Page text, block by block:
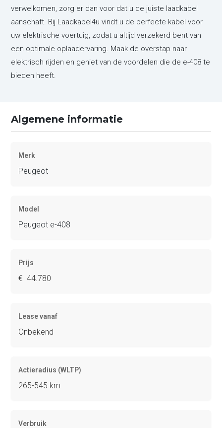
verwelkomen, zorg er dan voor dat u de juiste laadkabel
aanschaft. Bij Laadkabel4u vindt u de perfecte kabel voor
uw elektrische voertuig, zodat u altijd verzekerd bent van
een optimale oplaadervaring. Maak de overstap naar
elektrisch rijden en geniet van de voordelen die de e-408 te
bieden heeft.
Algemene informatie
Merk
Peugeot
Model
Peugeot e-408
Prijs
€ 44.780
Lease vanaf
Onbekend
Actieradius (WLTP)
265-545 km
Verbruik